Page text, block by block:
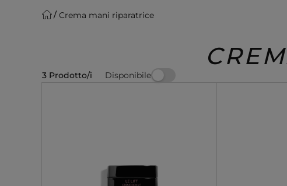
Crema mani riparatrice
3 Prodotto/i Disponibile